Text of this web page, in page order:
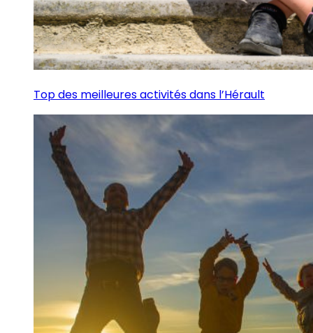
Top des meilleures activités dans l’Hérault